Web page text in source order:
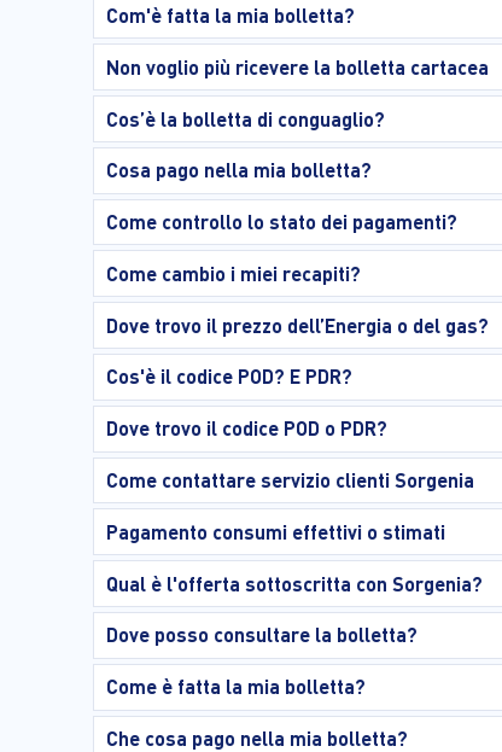
Com'è fatta la mia bolletta?
Non voglio più ricevere la bolletta cartacea
Cos’è la bolletta di conguaglio?
Cosa pago nella mia bolletta?
Come controllo lo stato dei pagamenti?
Come cambio i miei recapiti?
Dove trovo il prezzo dell’Energia o del gas?
Cos'è il codice POD? E PDR?
Dove trovo il codice POD o PDR?
Come contattare servizio clienti Sorgenia
Pagamento consumi effettivi o stimati
Qual è l'offerta sottoscritta con Sorgenia?
Dove posso consultare la bolletta?
Come è fatta la mia bolletta?
Che cosa pago nella mia bolletta?